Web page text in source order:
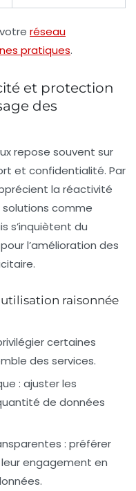
réseau
pratiques.
et protection
des
repose souvent sur
et confidentialité. Par
la réactivité
comme
s’inquiètent du
l’amélioration des
raisonnée
certaines
des services.
: ajuster les
de données
: préférer
engagement en